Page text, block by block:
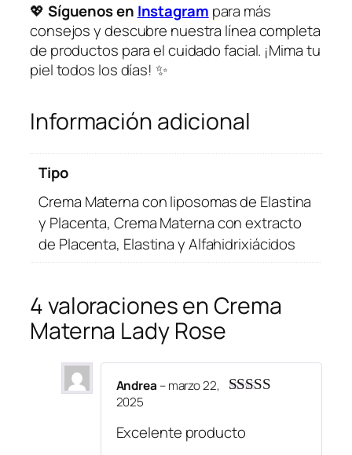
💖 Síguenos en Instagram para más
consejos y descubre nuestra línea completa
de productos para el cuidado facial. ¡Mima tu
piel todos los días! ✨
Información adicional
Tipo
Crema Materna con liposomas de Elastina
y Placenta, Crema Materna con extracto
de Placenta, Elastina y Alfahidrixiácidos
4 valoraciones enCrema
Materna Lady Rose
Andrea – marzo 22,
2025
Excelente producto